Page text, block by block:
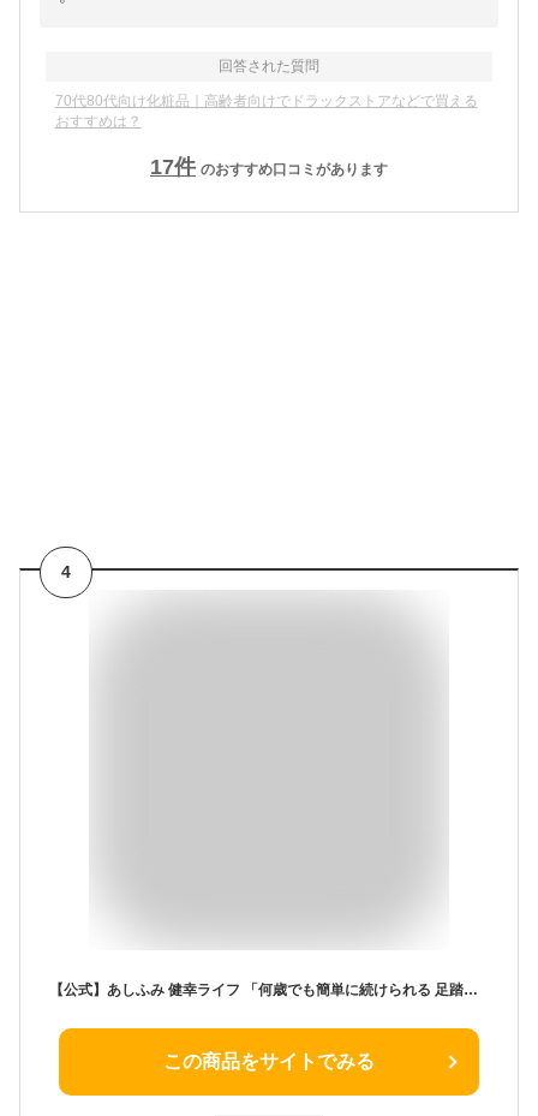
回答された質問
70代80代向け化粧品｜高齢者向けでドラックストアなどで買える
おすすめは？
17件 のおすすめ口コミがあります
4
【公式】あしふみ 健幸ライフ 「何歳でも簡単に続けられる 足踏み運動器具」熊本県産天然木使用 国産 職人手作りのステッパー 静音仕様 (溝タイプ)
この商品をサイトでみる